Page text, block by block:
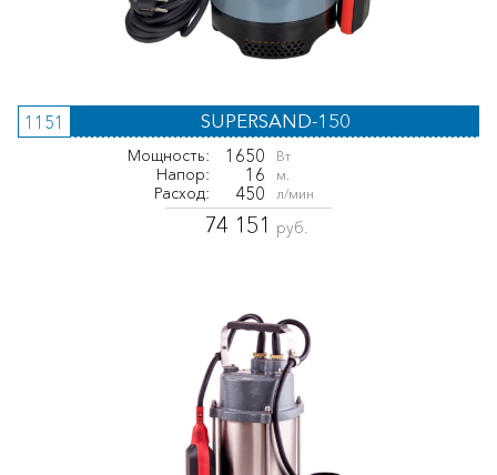
1151 SUPERSAND-150
Мощность: 1650 Вт
Напор: 16 м.
Расход: 450 л/мин
74 151 руб.